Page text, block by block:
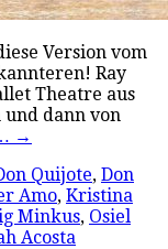
Version vom
Ray
Theatre aus
dann von
→
Quijote, Don
Amo, Kristina
Minkus, Osiel
Acosta